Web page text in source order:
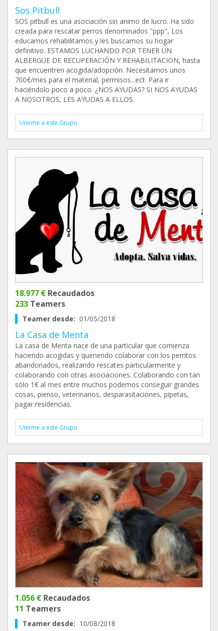
Sos Pitbull
SOS pitbull es una asociación sin animo de lucro. Ha sido
creada para rescatar perros denominados "ppp", Los
educamos rehabilitamos y les buscamos su hogar
definitivo. ESTAMOS LUCHANDO POR TENER UN
ALBERGUE DE RECUPERACIÓN Y REHABILITACION, hasta
que encuentren acogida/adopción. Necesitamos unos
700€/mes para el material, permisos...ect. Para ir
haciéndolo poco a poco. ¿NOS AYUDAS? SI NOS AYUDAS
A NOSOTROS, LES AYUDAS A ELLOS.
Unirme a este Grupo
18.977 € Recaudados
233 Teamers
Teamer desde: 01/05/2018
La Casa de Menta
La casa de Menta nace de una particular que comienza
haciendo acogidas y queriendo colaborar con los perritos
abandonados, realizando rescates particularmente y
colaborando con otras asociaciones. Colaborando con tan
sólo 1€ al mes entre muchos podemos conseguir grandes
cosas, pienso, veterinarios, desparasitaciones, pipetas,
pagar residencias.
Unirme a este Grupo
1.056 € Recaudados
11 Teamers
Teamer desde: 10/08/2018